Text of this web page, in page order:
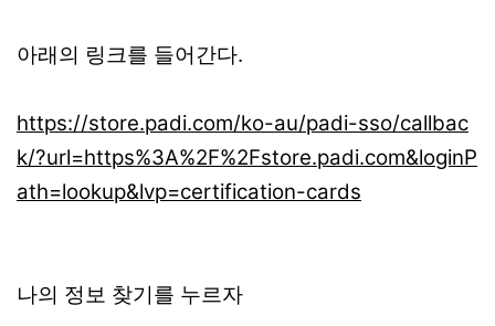
아래의 링크를 들어간다.
https://store.padi.com/ko-au/padi-sso/callbac
k/?url=https%3A%2F%2Fstore.padi.com&loginP
ath=lookup&lvp=certification-cards
나의 정보 찾기를 누르자